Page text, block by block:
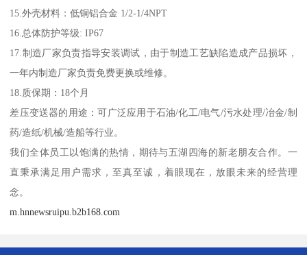
15.外壳材料：低铜铝合金 1/2-1/4NPT
16.总体防护等级: IP67
17.制造厂家负责指导安装调试，由于制造工艺缺陷造成产品损坏，
一年内制造厂家负责免费更换或维修。
18.质保期：18个月
差压变送器的用途：可广泛应用于石油/化工/电气/污水处理/冶金/制
药/造纸/机械/造船等行业。
我们全体员工以饱满的热情，期待与五湖四海的新老朋友合作。一
直秉承满足用户需求，至真至诚，着眼现在，放眼未来的经营理
念。
m.hnnewsruipu.b2b168.com